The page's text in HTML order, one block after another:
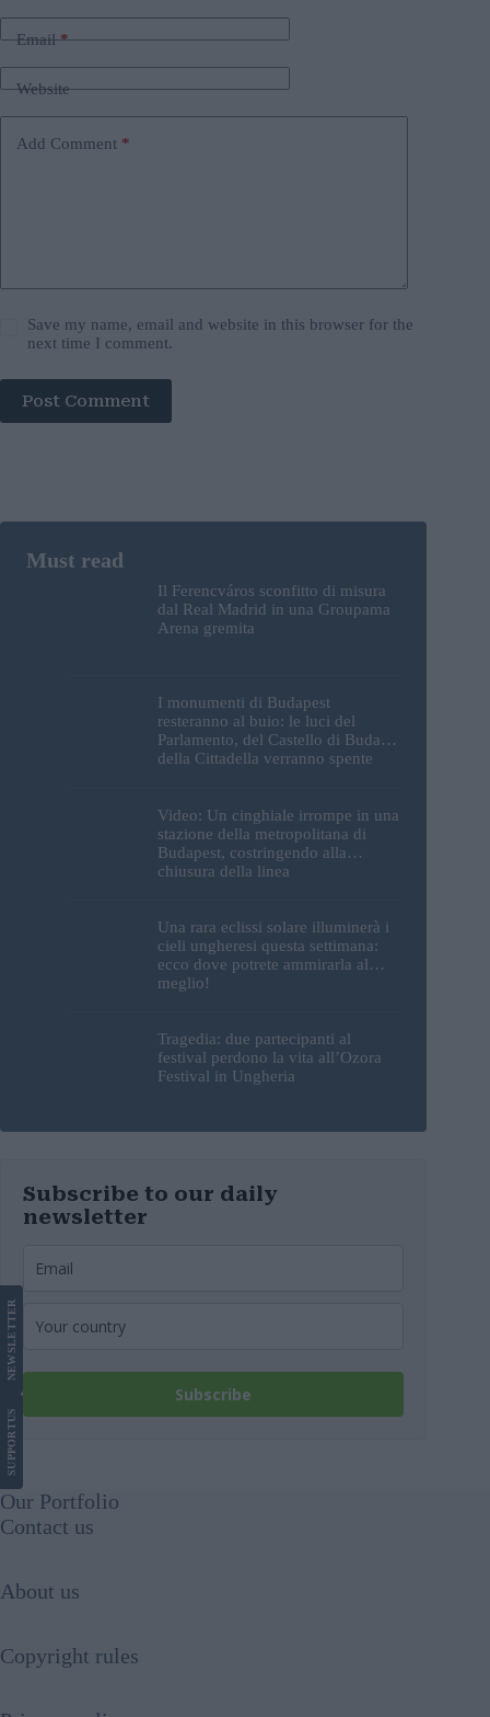
Email*
Website
Add Comment *
Save my name, email and website in this browser for the
next time I comment.
Post Comment
Il Ferencváros sconfitto di misura
dal Real Madrid in una Groupama
Arena gremita
I monumenti di Budapest
resteranno al buio: le luci del
Parlamento, del Castello di Buda e
della Cittadella verranno spente
Video: Un cinghiale irrompe in una
stazione della metropolitana di
Budapest, costringendo alla
chiusura della linea
Una rara eclissi solare illuminerà i
cieli ungheresi questa settimana:
ecco dove potrete ammirarla al
meglio!
Tragedia: due partecipanti al
festival perdono la vita all’Ozora
Festival in Ungheria
Subscribe to our daily
newsletter
Subscribe
SUPPORT
US
NEWS
LETTER
Our Portfolio
Contact us
About us
Copyright rules